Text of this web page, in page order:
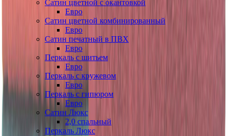
Сатин цветной с окантовкой
Евро
Сатин цветной комбинированный
Евро
Сатин печатный в ПВХ
Евро
Перкаль с шитьем
Евро
Перкаль с кружевом
Евро
Перкаль с гипюром
Евро
Сатин Люкс
2,0 спальный
Перкаль Люкс